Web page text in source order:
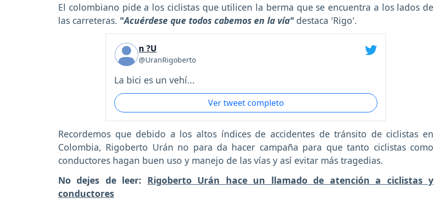
El colombiano pide a los ciclistas que utilicen la berma que se encuentra a los lados de
las carreteras. "Acuérdese que todos cabemos en la vía" destaca 'Rigo'.
n ?U
@UranRigoberto
La bici es un vehí...
Ver tweet completo
Recordemos que debido a los altos índices de accidentes de tránsito de ciclistas en
Colombia, Rigoberto Urán no para da hacer campaña para que tanto ciclistas como
conductores hagan buen uso y manejo de las vías y así evitar más tragedias.
No dejes de leer: Rigoberto Urán hace un llamado de atención a ciclistas y
conductores